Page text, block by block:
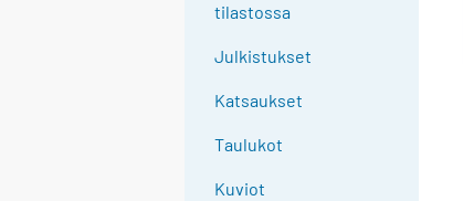
tilastossa
Julkistukset
Katsaukset
Taulukot
Kuviot